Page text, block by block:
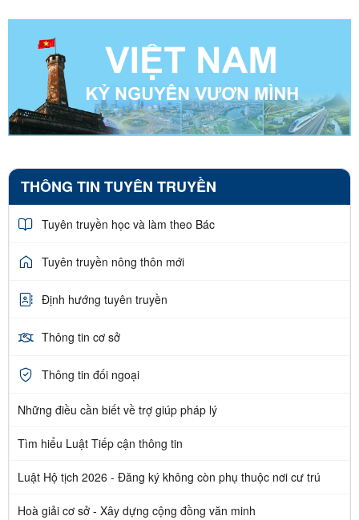
THÔNG TIN TUYÊN TRUYỀN
Tuyên truyền học và làm theo Bác
Tuyên truyền nông thôn mới
Định hướng tuyên truyền
Thông tin cơ sở
Thông tin đối ngoại
Những điều cần biết về trợ giúp pháp lý
Tìm hiểu Luật Tiếp cận thông tin
Luật Hộ tịch 2026 - Đăng ký không còn phụ thuộc nơi cư trú
Hoà giải cơ sở - Xây dựng cộng đồng văn minh